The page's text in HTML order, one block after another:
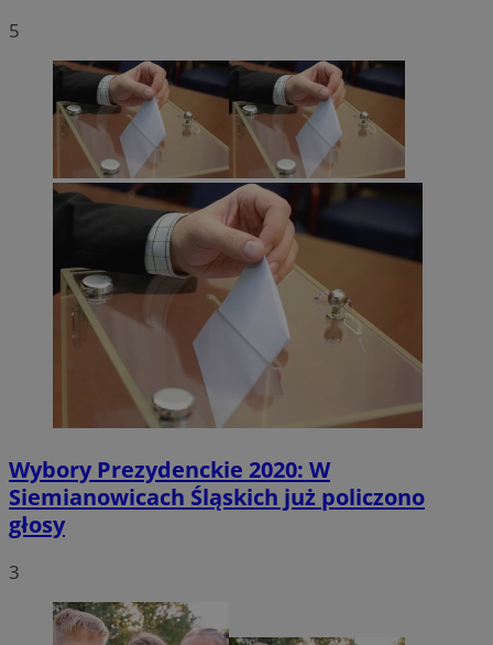
5
Wybory Prezydenckie 2020: W
Siemianowicach Śląskich już policzono
głosy
3